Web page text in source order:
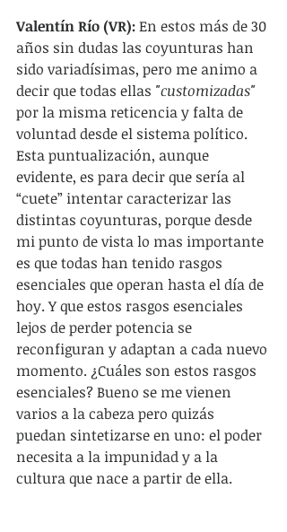
Valentín Río (VR): En estos más de 30
años sin dudas las coyunturas han
sido variadísimas, pero me animo a
decir que todas ellas "customizadas"
por la misma reticencia y falta de
voluntad desde el sistema político.
Esta puntualización, aunque
evidente, es para decir que sería al
“cuete” intentar caracterizar las
distintas coyunturas, porque desde
mi punto de vista lo mas importante
es que todas han tenido rasgos
esenciales que operan hasta el día de
hoy. Y que estos rasgos esenciales
lejos de perder potencia se
reconfiguran y adaptan a cada nuevo
momento. ¿Cuáles son estos rasgos
esenciales? Bueno se me vienen
varios a la cabeza pero quizás
puedan sintetizarse en uno: el poder
necesita a la impunidad y a la
cultura que nace a partir de ella.